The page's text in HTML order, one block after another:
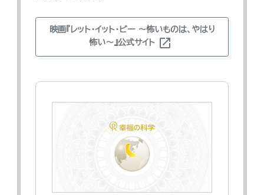
映画『レット・イット・ビー ～怖いものは、やはり
怖い～』公式サイト open_in_new